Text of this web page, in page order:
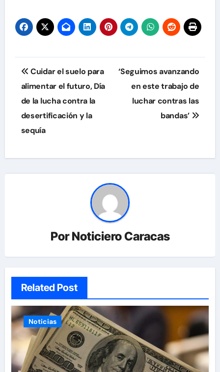
Navegación
de
entradas
Cuidar el suelo para
alimentar el futuro, Día
de la lucha contra la
desertificación y la
sequía
‘Seguimos avanzando
en este trabajo de
luchar contras las
bandas’
PorNoticiero Caracas
Related Post
Noticias